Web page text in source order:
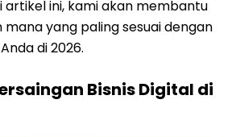
artikel ini, kami akan membantu
yang paling sesuai dengan
di 2026.
Bisnis Digital di